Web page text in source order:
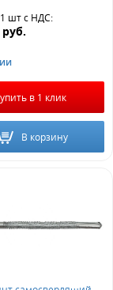
штс НДС:
руб.
в 1 клик
В корзину